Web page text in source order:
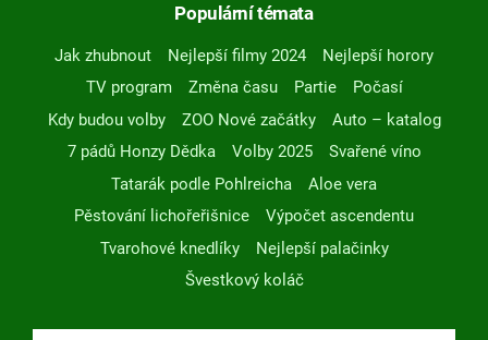
Populární témata
Jak zhubnout Nejlepší filmy 2024
Nejlepší horory
TV program
Změna času Partie
Počasí
Kdy budou volby
ZOO Nové začátky
Auto – katalog
7 pádů Honzy Dědka
Volby 2025
Svařené víno
Tatarák podle Pohlreicha
Aloe vera
Pěstování lichořeřišnice
Výpočet ascendentu
Tvarohové knedlíky
Nejlepší palačinky
Švestkový koláč